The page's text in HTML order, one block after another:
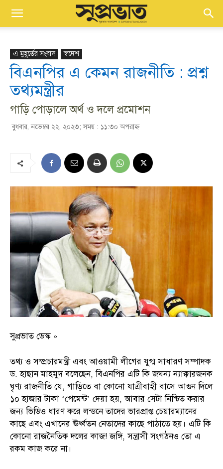
এ মুহূর্তের সংবাদ স্বদেশ
বিএনপির এ কেমন রাজনীতি : প্রশ্ন
তথ্যমন্ত্রীর
গাড়ি পোড়ালে অর্থ ও দলে প্রমোশন
বুধবার, নভেম্বর ২২, ২০২৩; সময় : ১১:৩০ অপরাহ্ণ
সুপ্রভাত ডেস্ক »
তথ্য ও সম্প্রচারমন্ত্রী এবং আওয়ামী লীগের যুগ্ম সাধারণ সম্পাদক
ড. হাছান মাহমুদ বলেছেন, বিএনপির এটি কি জঘন্য ন্যাক্কারজনক
ঘৃণ্য রাজনীতি যে, গাড়িতে বা কোনো যাত্রীবাহী বাসে আগুন দিলে
১০ হাজার টাকা ‘পেমেন্ট’ দেয়া হয়, আবার সেটা নিশ্চিত করার
জন্য ভিডিও ধারণ করে লন্ডনে তাদের ভারপ্রাপ্ত চেয়ারম্যানের
কাছে এবং এখানের ঊর্ধ্বতন নেতাদের কাছে পাঠাতে হয়। এটি কি
কোনো রাজনৈতিক দলের কাজ! জঙ্গি, সন্ত্রাসী সংগঠনও তো এ
রকম কাজ করে না।